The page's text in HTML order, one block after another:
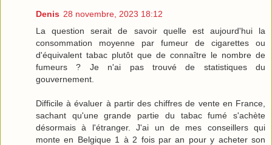
Denis 28 novembre, 2023 18:12
La question serait de savoir quelle est aujourd'hui la
consommation moyenne par fumeur de cigarettes ou
d'équivalent tabac plutôt que de connaître le nombre de
fumeurs ? Je n'ai pas trouvé de statistiques du
gouvernement.
Difficile à évaluer à partir des chiffres de vente en France,
sachant qu'une grande partie du tabac fumé s'achète
désormais à l'étranger. J'ai un de mes conseillers qui
monte en Belgique 1 à 2 fois par an pour y acheter son